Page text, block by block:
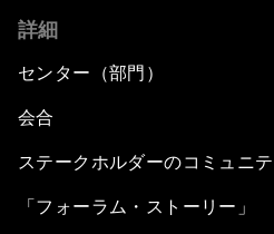
詳細
センター（部門）
会合
ステークホルダーのコミュニ
「フォーラム・ストーリー」